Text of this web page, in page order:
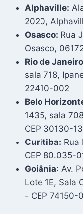
Alphaville:
2020,
Osasco: Rua
Osasco,
Rio de
sala 718,
22410-002
Belo
1435, sala
CEP 30130-
Curitiba: Rua
CEP 80.035-
Goiânia: Av.
Lote 1E, Sala
- CEP 74150-